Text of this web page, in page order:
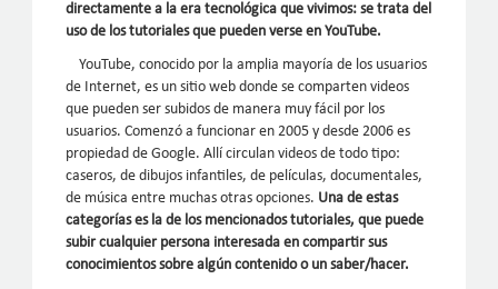
directamente a la era tecnológica que vivimos: se trata del
uso de los tutoriales que pueden verse en YouTube.
YouTube, conocido por la amplia mayoría de los usuarios
de Internet, es un sitio web donde se comparten videos
que pueden ser subidos de manera muy fácil por los
usuarios. Comenzó a funcionar en 2005 y desde 2006 es
propiedad de Google. Allí circulan videos de todo tipo:
caseros, de dibujos infantiles, de películas, documentales,
de música entre muchas otras opciones. Una de estas
categorías es la de los mencionados tutoriales, que puede
subir cualquier persona interesada en compartir sus
conocimientos sobre algún contenido o un saber/hacer.